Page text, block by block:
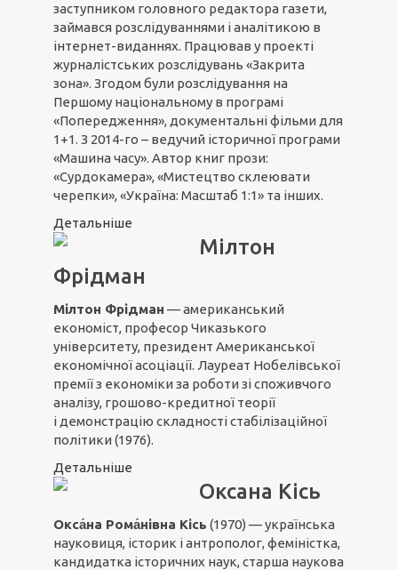
заступником головного редактора газети,
займався розслідуваннями і аналітикою в
інтернет-виданнях. Працював у проекті
журналістських розслідувань «Закрита
зона». Згодом були розслідування на
Першому національному в програмі
«Попередження», документальні фільми для
1+1. З 2014-го – ведучий історичної програми
«Машина часу». Автор книг прози:
«Сурдокамера», «Мистецтво склеювати
черепки», «Україна: Масштаб 1:1» та інших.
Детальніше
Мілтон
Фрідман
Мілтон Фрідман — американський
економіст, професор Чиказького
університету, президент Американської
економічної асоціації. Лауреат Нобелівської
премії з економіки за роботи зі споживчого
аналізу, грошово-кредитної теорії
і демонстрацію складності стабілізаційної
політики (1976).
Детальніше
Оксана Кісь
Окса́на Рома́нівна Кісь (1970) — українська
науковиця, історик і антрополог, феміністка,
кандидатка історичних наук, старша наукова